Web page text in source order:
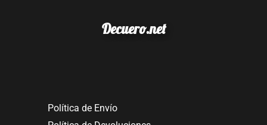
Decuero.net
Política de Envío